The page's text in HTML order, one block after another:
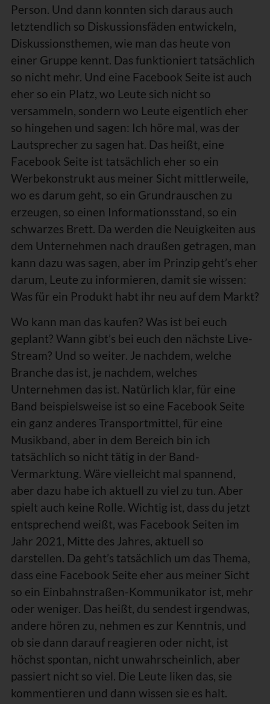
Person. Und dann konnten sich daraus auch
letztendlich so Diskussionsfäden entwickeln,
Diskussionsthemen, wie man das heute von
einer Gruppe kennt. Das funktioniert tatsächlich
so nicht mehr. Und eine Facebook Seite ist auch
eher so ein Platz, wo Leute sich nicht so
versammeln, sondern wo Leute eigentlich eher
so hingehen und sagen: Ich höre mal, was der
Lautsprecher zu sagen hat. Das heißt, eine
Facebook Seite ist tatsächlich eher so ein
Werbekonstrukt aus meiner Sicht mittlerweile,
wo es darum geht, so ein Grundrauschen zu
erzeugen, so einen Informationsstand, so ein
schwarzes Brett. Da werden die Neuigkeiten aus
dem Unternehmen nach draußen getragen, man
kann dazu was sagen, aber im Prinzip geht’s eher
darum, Leute zu informieren, damit sie wissen:
Was für ein Produkt habt ihr neu auf dem Markt?
Wo kann man das kaufen? Was ist bei euch
geplant? Wann gibt’s bei euch den nächste Live-
Stream? Und so weiter. Je nachdem, welche
Branche das ist, je nachdem, welches
Unternehmen das ist. Natürlich klar, für eine
Band beispielsweise ist so eine Facebook Seite
ein ganz anderes Transportmittel, für eine
Musikband, aber in dem Bereich bin ich
tatsächlich so nicht tätig in der Band-
Vermarktung. Wäre vielleicht mal spannend,
aber dazu habe ich aktuell zu viel zu tun. Aber
spielt auch keine Rolle. Wichtig ist, dass du jetzt
entsprechend weißt, was Facebook Seiten im
Jahr 2021, Mitte des Jahres, aktuell so
darstellen. Da geht’s tatsächlich um das Thema,
dass eine Facebook Seite eher aus meiner Sicht
so ein Einbahnstraßen-Kommunikator ist, mehr
oder weniger. Das heißt, du sendest irgendwas,
andere hören zu, nehmen es zur Kenntnis, und
ob sie dann darauf reagieren oder nicht, ist
höchst spontan, nicht unwahrscheinlich, aber
passiert nicht so viel. Die Leute liken das, sie
kommentieren und dann wissen sie es halt.